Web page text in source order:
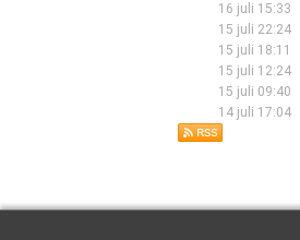
16 juli 15:33
15 juli 22:24
15 juli 18:11
15 juli 12:24
15 juli 09:40
14 juli 17:04